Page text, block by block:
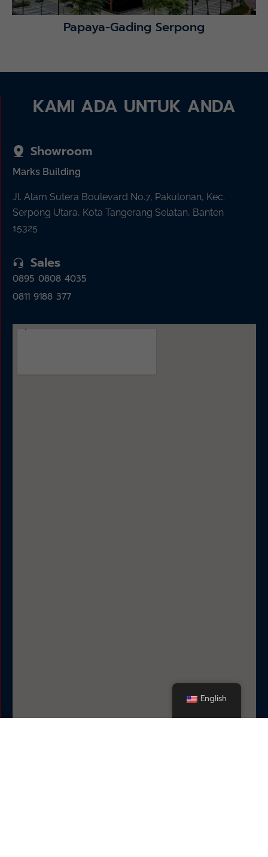
Papaya-Gading Serpong
KAMI ADA UNTUK ANDA
Showroom
Marks Building
Jl. Alam Sutera Boulevard No.7, Pakulonan, Kec.
Serpong Utara, Kota Tangerang Selatan, Banten
15325
Sales
0895 0808 4035
0811 9188 377
English